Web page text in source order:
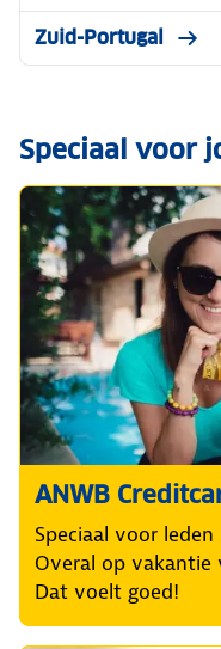
Zuid-Portugal
Speciaal voor
ANWB
Speciaal voor
Overal op vakantie
Dat voelt goed!